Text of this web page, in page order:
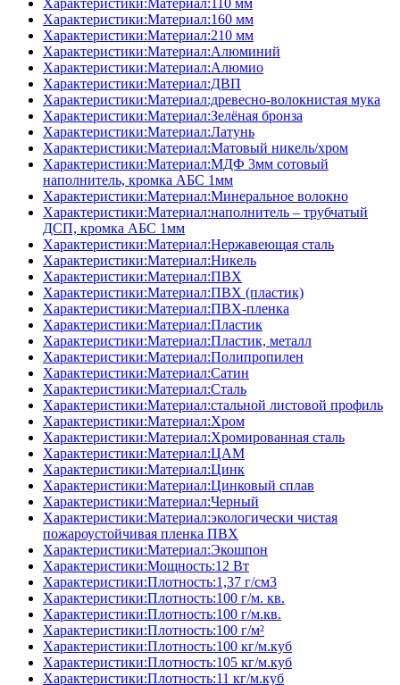
Характеристики:Материал:110 мм
Характеристики:Материал:160 мм
Характеристики:Материал:210 мм
Характеристики:Материал:Алюминий
Характеристики:Материал:Алюмио
Характеристики:Материал:ДВП
Характеристики:Материал:древесно-волокнистая мука
Характеристики:Материал:Зелёная бронза
Характеристики:Материал:Латунь
Характеристики:Материал:Матовый никель/хром
Характеристики:Материал:МДФ 3мм сотовый
наполнитель, кромка AБC 1мм
Характеристики:Материал:Минеральное волокно
Характеристики:Материал:наполнитель – трубчатый
ДСП, кромка AБC 1мм
Характеристики:Материал:Нержавеющая сталь
Характеристики:Материал:Никель
Характеристики:Материал:ПВХ
Характеристики:Материал:ПВХ (пластик)
Характеристики:Материал:ПВХ-пленка
Характеристики:Материал:Пластик
Характеристики:Материал:Пластик, металл
Характеристики:Материал:Полипропилен
Характеристики:Материал:Сатин
Характеристики:Материал:Сталь
Характеристики:Материал:стальной листовой профиль
Характеристики:Материал:Хром
Характеристики:Материал:Хромированная сталь
Характеристики:Материал:ЦАМ
Характеристики:Материал:Цинк
Характеристики:Материал:Цинковый сплав
Характеристики:Материал:Черный
Характеристики:Материал:экологически чистая
пожароустойчивая пленка ПВХ
Характеристики:Материал:Экошпон
Характеристики:Мощность:12 Вт
Характеристики:Плотность:1,37 г/см3
Характеристики:Плотность:100 г/м. кв.
Характеристики:Плотность:100 г/м.кв.
Характеристики:Плотность:100 г/м²
Характеристики:Плотность:100 кг/м.куб
Характеристики:Плотность:105 кг/м.куб
Характеристики:Плотность:11 кг/м.куб